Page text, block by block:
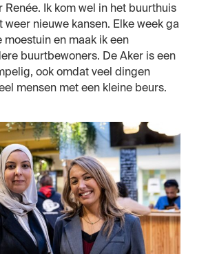
Ik kom wel in het buurthuis
weer nieuwe kansen. Elke week ga
moestuin en maak ik een
buurtbewoners. De Aker is een
ook omdat veel dingen
mensen met een kleine beurs.